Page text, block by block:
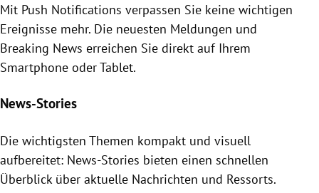
Mit Push Notifications verpassen Sie keine wichtigen
Ereignisse mehr. Die neuesten Meldungen und
Breaking News erreichen Sie direkt auf Ihrem
Smartphone oder Tablet.
News-Stories
Die wichtigsten Themen kompakt und visuell
aufbereitet: News-Stories bieten einen schnellen
Überblick über aktuelle Nachrichten und Ressorts.